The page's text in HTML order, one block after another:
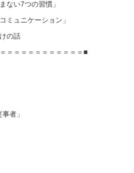
ない7つの習慣」
ミュニケーション」
の話
＝＝＝＝＝＝＝＝＝＝＝■
者」